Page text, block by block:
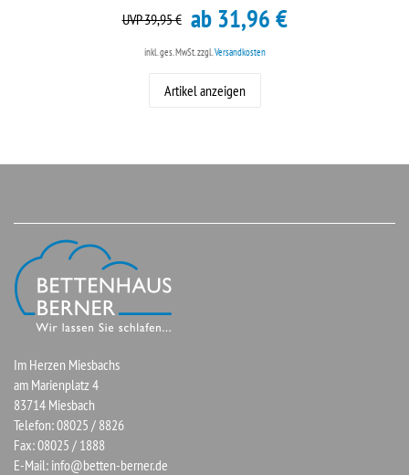
UVP 39,95 € ab 31,96 €
inkl. ges. MwSt.zzgl.Versandkosten
Artikel anzeigen
Im Herzen Miesbachs
am Marienplatz 4
83714 Miesbach
Telefon: 08025 / 8826
Fax: 08025 / 1888
E-Mail: info@betten-berner.de